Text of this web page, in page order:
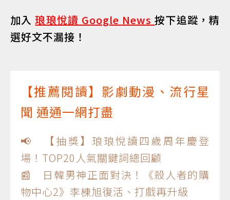
加入琅琅悅讀 Google News按下追蹤，精
選好文不漏接！
【推薦閱讀】影劇動漫、流行星
聞 通通一網打盡
📢 【抽獎】琅琅悅讀四歲周年慶登
場！TOP20人氣關鍵詞總回顧
📰 日韓男神正面對決！《殺人者的購
物中心2》李棟旭復活、打戲再升級